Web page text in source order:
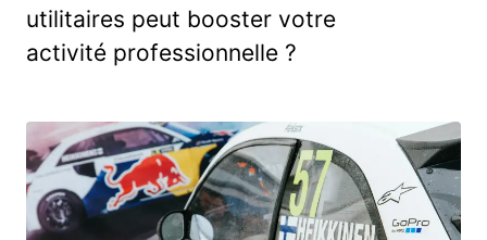
utilitaires peut booster votre
activité professionnelle ?